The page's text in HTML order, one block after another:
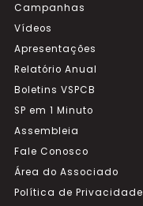
Campanhas
Vídeos
Apresentações
Relatório Anual
Boletins VSPCB
SP em 1 Minuto
Assembleia
Fale Conosco
Área do Associado
Política de Privacidade